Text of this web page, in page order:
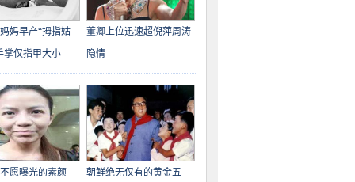
妈早产“拇指姑
掌仅指甲大小
董卿上位迅速超倪萍周涛
隐情
愿曝光的素颜
朝鲜绝无仅有的黄金五